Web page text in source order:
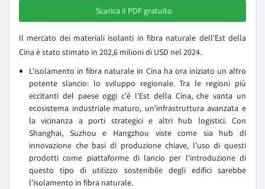
Scarica il PDF gratuito
Il mercato dei materiali isolanti in fibra naturale dell'Est della
Cina è stato stimato in 202,6 milioni di USD nel 2024.
L'isolamento in fibra naturale in Cina ha ora iniziato un altro
potente slancio: lo sviluppo regionale. Tra le regioni più
eccitanti del paese oggi c'è l'Est della Cina, che vanta un
ecosistema industriale maturo, un'infrastruttura avanzata e
la vicinanza a porti strategici e altri hub logistici. Con
Shanghai, Suzhou e Hangzhou viste come sia hub di
innovazione che basi di produzione chiave, l'uso di questi
prodotti come piattaforme di lancio per l'introduzione di
questo tipo di utilizzo sostenibile degli edifici sarebbe
l'isolamento in fibra naturale.